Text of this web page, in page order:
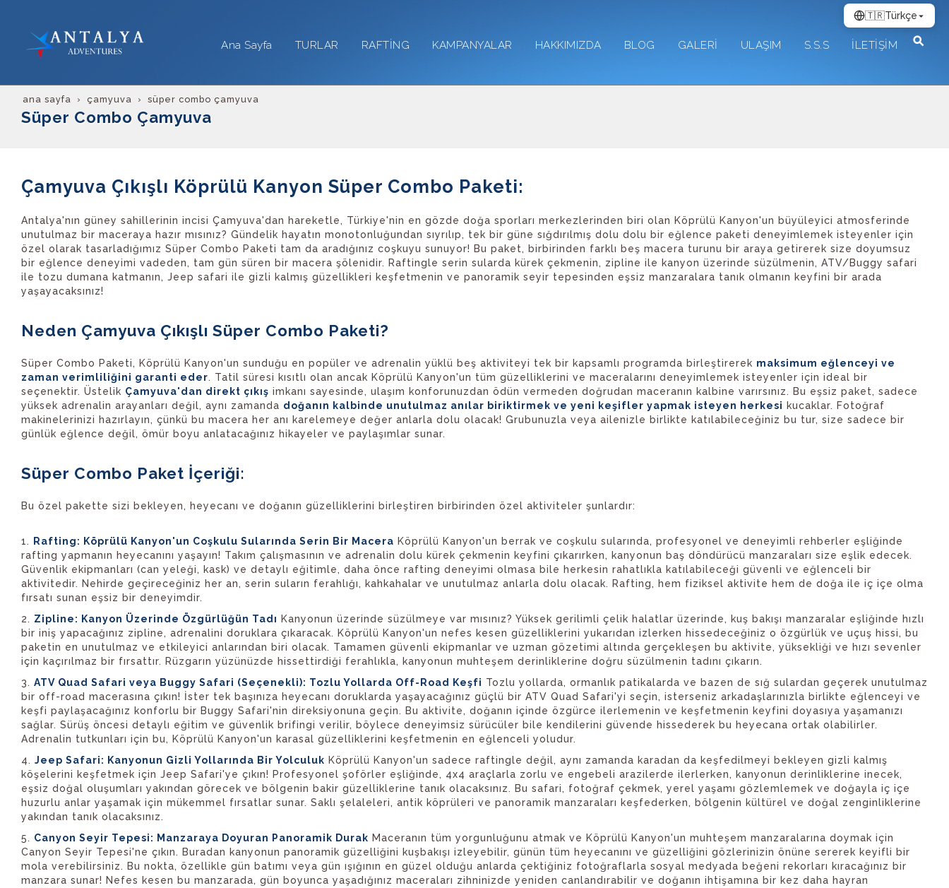
Ana Sayfa TURLAR RAFTİNG KAMPANYALAR HAKKIMIZDA BLOG GALERİ ULAŞIM S.S.S İLETİŞİM
ana sayfa çamyuva süper combo çamyuva
Süper Combo Çamyuva
Çamyuva Çıkışlı Köprülü Kanyon Süper Combo Paketi:
Antalya'nın güney sahillerinin incisi Çamyuva'dan hareketle, Türkiye'nin en gözde doğa sporları merkezlerinden biri olan Köprülü Kanyon'un büyüleyici atmosferinde
unutulmaz bir maceraya hazır mısınız? Gündelik hayatın monotonluğundan sıyrılıp, tek bir güne sığdırılmış dolu dolu bir eğlence paketi deneyimlemek isteyenler için
özel olarak tasarladığımız Süper Combo Paketi tam da aradığınız coşkuyu sunuyor! Bu paket, birbirinden farklı beş macera turunu bir araya getirerek size doyumsuz
bir eğlence deneyimi vadeden, tam gün süren bir macera şölenidir. Raftingle serin sularda kürek çekmenin, zipline ile kanyon üzerinde süzülmenin, ATV/Buggy safari
ile tozu dumana katmanın, Jeep safari ile gizli kalmış güzellikleri keşfetmenin ve panoramik seyir tepesinden eşsiz manzaralara tanık olmanın keyfini bir arada
yaşayacaksınız!
Neden Çamyuva Çıkışlı Süper Combo Paketi?
Süper Combo Paketi, Köprülü Kanyon'un sunduğu en popüler ve adrenalin yüklü beş aktiviteyi tek bir kapsamlı programda birleştirerek maksimum eğlenceyi ve
zaman verimliliğini garanti eder. Tatil süresi kısıtlı olan ancak Köprülü Kanyon'un tüm güzelliklerini ve maceralarını deneyimlemek isteyenler için ideal bir
seçenektir. Üstelik Çamyuva'dan direkt çıkış imkanı sayesinde, ulaşım konforunuzdan ödün vermeden doğrudan maceranın kalbine varırsınız. Bu eşsiz paket, sadece
yüksek adrenalin arayanları değil, aynı zamanda doğanın kalbinde unutulmaz anılar biriktirmek ve yeni keşifler yapmak isteyen herkesi kucaklar. Fotoğraf
makinelerinizi hazırlayın, çünkü bu macera her anı karelemeye değer anlarla dolu olacak! Grubunuzla veya ailenizle birlikte katılabileceğiniz bu tur, size sadece bir
günlük eğlence değil, ömür boyu anlatacağınız hikayeler ve paylaşımlar sunar.
Süper Combo Paket İçeriği:
Bu özel pakette sizi bekleyen, heyecanı ve doğanın güzelliklerini birleştiren birbirinden özel aktiviteler şunlardır:
Rafting: Köprülü Kanyon'un Coşkulu Sularında Serin Bir Macera Köprülü Kanyon'un berrak ve coşkulu sularında, profesyonel ve deneyimli rehberler eşliğinde
rafting yapmanın heyecanını yaşayın! Takım çalışmasının ve adrenalin dolu kürek çekmenin keyfini çıkarırken, kanyonun baş döndürücü manzaraları size eşlik edecek.
Güvenlik ekipmanları (can yeleği, kask) ve detaylı eğitimle, daha önce rafting deneyimi olmasa bile herkesin rahatlıkla katılabileceği güvenli ve eğlenceli bir
aktivitedir. Nehirde geçireceğiniz her an, serin suların ferahlığı, kahkahalar ve unutulmaz anlarla dolu olacak. Rafting, hem fiziksel aktivite hem de doğa ile iç içe olma
fırsatı sunan eşsiz bir deneyimdir.
Zipline: Kanyon Üzerinde Özgürlüğün Tadı Kanyonun üzerinde süzülmeye var mısınız? Yüksek gerilimli çelik halatlar üzerinde, kuş bakışı manzaralar eşliğinde hızlı
bir iniş yapacağınız zipline, adrenalini doruklara çıkaracak. Köprülü Kanyon'un nefes kesen güzelliklerini yukarıdan izlerken hissedeceğiniz o özgürlük ve uçuş hissi, bu
paketin en unutulmaz ve etkileyici anlarından biri olacak. Tamamen güvenli ekipmanlar ve uzman gözetimi altında gerçekleşen bu aktivite, yüksekliği ve hızı sevenler
için kaçırılmaz bir fırsattır. Rüzgarın yüzünüzde hissettirdiği ferahlıkla, kanyonun muhteşem derinliklerine doğru süzülmenin tadını çıkarın.
ATV Quad Safari veya Buggy Safari (Seçenekli): Tozlu Yollarda Off-Road Keşfi Tozlu yollarda, ormanlık patikalarda ve bazen de sığ sulardan geçerek unutulmaz
bir off-road macerasına çıkın! İster tek başınıza heyecanı doruklarda yaşayacağınız güçlü bir ATV Quad Safari'yi seçin, isterseniz arkadaşlarınızla birlikte eğlenceyi ve
keşfi paylaşacağınız konforlu bir Buggy Safari'nin direksiyonuna geçin. Bu aktivite, doğanın içinde özgürce ilerlemenin ve keşfetmenin keyfini doyasıya yaşamanızı
sağlar. Sürüş öncesi detaylı eğitim ve güvenlik brifingi verilir, böylece deneyimsiz sürücüler bile kendilerini güvende hissederek bu heyecana ortak olabilirler.
Adrenalin tutkunları için bu, Köprülü Kanyon'un karasal güzelliklerini keşfetmenin en eğlenceli yoludur.
Jeep Safari: Kanyonun Gizli Yollarında Bir Yolculuk Köprülü Kanyon'un sadece raftingle değil, aynı zamanda karadan da keşfedilmeyi bekleyen gizli kalmış
köşelerini keşfetmek için Jeep Safari'ye çıkın! Profesyonel şoförler eşliğinde, 4x4 araçlarla zorlu ve engebeli arazilerde ilerlerken, kanyonun derinliklerine inecek,
eşsiz doğal oluşumları yakından görecek ve bölgenin bakir güzelliklerine tanık olacaksınız. Bu safari, fotoğraf çekmek, yerel yaşamı gözlemlemek ve doğayla iç içe
huzurlu anlar yaşamak için mükemmel fırsatlar sunar. Saklı şelaleleri, antik köprüleri ve panoramik manzaraları keşfederken, bölgenin kültürel ve doğal zenginliklerine
yakından tanık olacaksınız.
Canyon Seyir Tepesi: Manzaraya Doyuran Panoramik Durak Maceranın tüm yorgunluğunu atmak ve Köprülü Kanyon'un muhteşem manzaralarına doymak için
Canyon Seyir Tepesi'ne çıkın. Buradan kanyonun panoramik güzelliğini kuşbakışı izleyebilir, günün tüm heyecanını ve güzelliğini gözlerinizin önüne sererek keyifli bir
mola verebilirsiniz. Bu nokta, özellikle gün batımı veya gün ışığının en güzel olduğu anlarda çektiğiniz fotoğraflarla sosyal medyada beğeni rekorları kıracağınız bir
manzara sunar! Nefes kesen bu manzarada, gün boyunca yaşadığınız maceraları zihninizde yeniden canlandırabilir ve doğanın ihtişamına bir kez daha hayran
🇹🇷Türkçe